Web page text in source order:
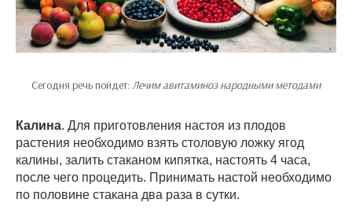
Сегодня речь пойдет:Лечим авитаминоз народными методами
Калина. Для приготовления настоя из плодов
растения необходимо взять столовую ложку ягод
калины, залить стаканом кипятка, настоять 4 часа,
после чего процедить. Принимать настой необходимо
по половине стакана два раза в сутки.